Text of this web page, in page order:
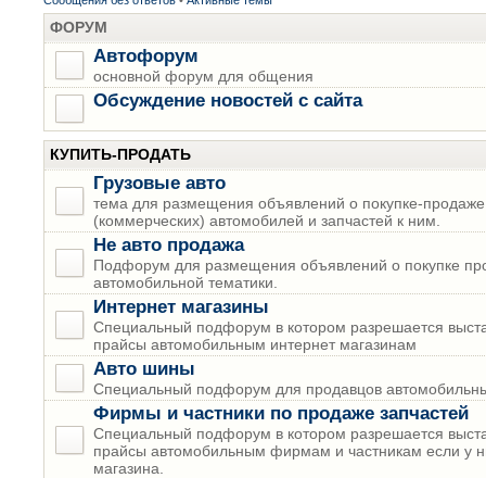
ФОРУМ
Автофорум
основной форум для общения
Обсуждение новостей с сайта
КУПИТЬ-ПРОДАТЬ
Грузовые авто
тема для размещения объявлений о покупке-продаже
(коммерческих) автомобилей и запчастей к ним.
Не авто продажа
Подфорум для размещения объявлений о покупке
автомобильной тематики.
Интернет магазины
Специальный подфорум в котором разрешается
прайсы автомобильным интернет магазинам
Авто шины
Специальный подфорум для продавцов
Фирмы и частники по продаже запчастей
Специальный подфорум в котором разрешается
прайсы автомобильным фирмам и частникам если у
магазина.